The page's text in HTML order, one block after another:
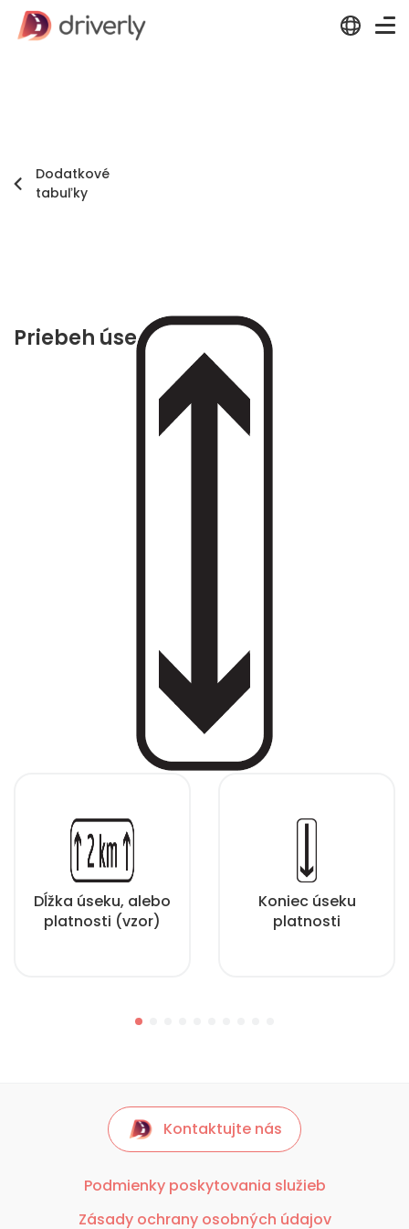
Dodatkové
tabuľky
Priebeh úseku platnosti
Dĺžka úseku, alebo
platnosti (vzor)
Koniec úseku
platnosti
Kontaktujte nás
Podmienky poskytovania služieb
Zásady ochrany osobných údajov